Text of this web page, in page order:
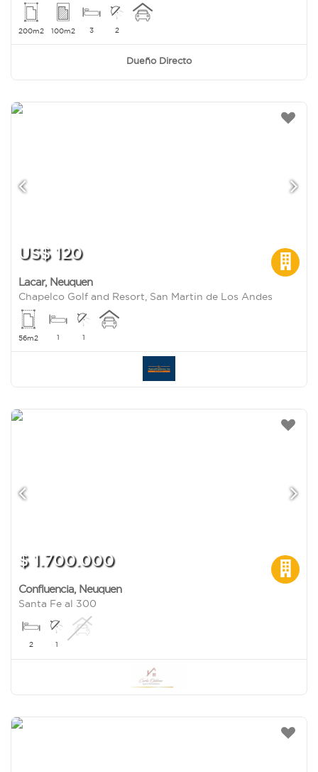
200m2 100m2 3 2
Dueño Directo
US$ 120
Lacar, Neuquen
Chapelco Golf and Resort, San Martin de Los Andes
56m2 1 1
$ 1.700.000
Confluencia, Neuquen
Santa Fe al 300
2 1